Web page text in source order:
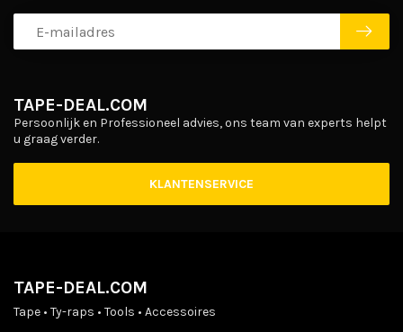
TAPE-DEAL.COM
Persoonlijk en Professioneel advies, ons team van experts helpt
u graag verder.
KLANTENSERVICE
TAPE-DEAL.COM
Tape • Ty-raps • Tools • Accessoires